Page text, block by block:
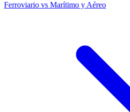
Ferroviario vs Marítimo y Aéreo